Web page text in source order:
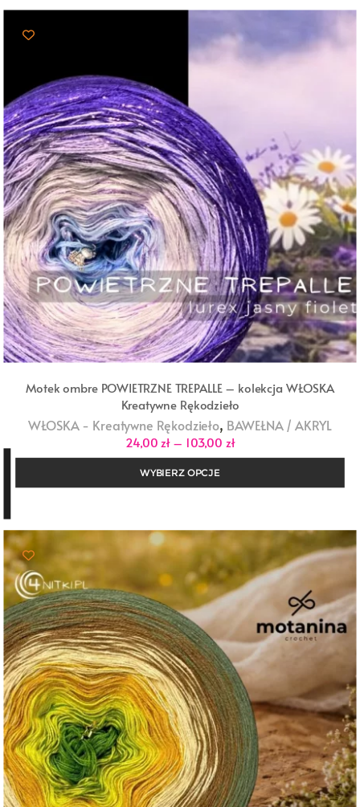
Motek ombre POWIETRZNE TREPALLE – kolekcja WŁOSKA
Kreatywne Rękodzieło
WŁOSKA - Kreatywne Rękodzieło, BAWEŁNA / AKRYL
24,00zł – 103,00 złZakres
cen:
do
WYBIERZ OPCJE